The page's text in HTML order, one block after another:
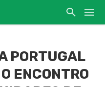
PORTUGAL
ENCONTRO